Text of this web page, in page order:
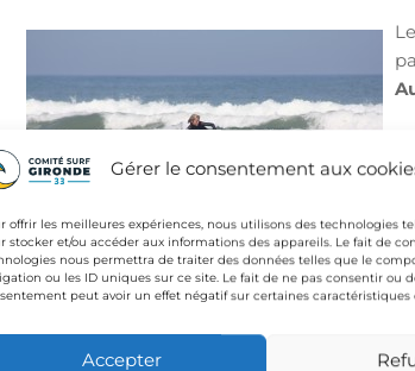
Gérer le consentement aux
offrir les meilleures expériences, nous utilisons des technologies
stocker et/ou accéder aux informations des appareils. Le fait de
nous permettra de traiter des données telles que le
ou les ID uniques sur ce site. Le fait de ne pas consentir ou
peut avoir un effet négatif sur certaines caractéristiques
Accepter
espoir -18